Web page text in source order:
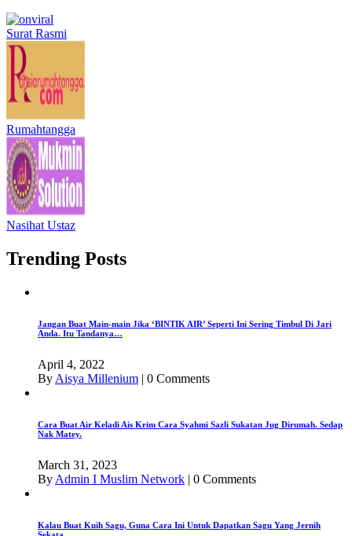
Surat Rasmi
Rumahtangga
Nasihat Ustaz
Trending Posts
Jangan Buat Main-main Jika ‘BINTIK AIR’ Seperti Ini Sering Timbul Di Jari
Anda. Itu Tandanya…
April 4, 2022
By Aisya Millenium | 0 Comments
Cara Buat Air Keladi Ais Krim Cara Syahmi Sazli Sukatan Jug Dirumah. Sedap
Nak Matey.
March 31, 2023
By Admin I Muslim Network | 0 Comments
Kalau Buat Kuih Sagu, Guna Cara Ini Untuk Dapatkan Sagu Yang Jernih
Sekata.